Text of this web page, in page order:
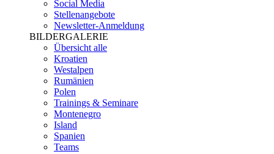
Social Media
Stellenangebote
Newsletter-Anmeldung
BILDERGALERIE
Übersicht alle
Kroatien
Westalpen
Rumänien
Polen
Trainings & Seminare
Montenegro
Island
Spanien
Teams